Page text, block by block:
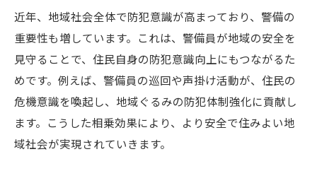
近年、地域社会全体で防犯意識が高まっており、警備の
重要性も増しています。これは、警備員が地域の安全を
見守ることで、住民自身の防犯意識向上にもつながるた
めです。例えば、警備員の巡回や声掛け活動が、住民の
危機意識を喚起し、地域ぐるみの防犯体制強化に貢献し
ます。こうした相乗効果により、より安全で住みよい地
域社会が実現されていきます。